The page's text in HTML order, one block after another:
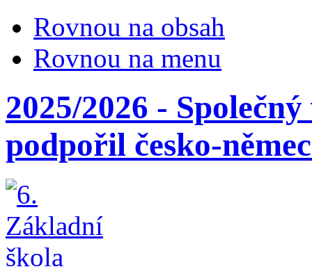
Rovnou na obsah
Rovnou na menu
2025/2026 -
podpořil česko-